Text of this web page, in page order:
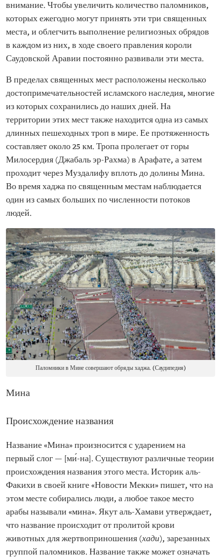
внимание. Чтобы увеличить количество паломников,
которых ежегодно могут принять эти три священных
места, и облегчить выполнение религиозных обрядов
в каждом из них, в ходе своего правления короли
Саудовской Аравии постоянно развивали эти места.
В пределах священных мест расположены несколько
достопримечательностей исламского наследия, многие
из которых сохранились до наших дней. На
территории этих мест также находится одна из самых
длинных пешеходных троп в мире. Ее протяженность
составляет около 25 км. Тропа пролегает от горы
Милосердия (Джабаль эр-Рахма) в Арафате, а затем
проходит через Муздалифу вплоть до долины Мина.
Во время хаджа по священным местам наблюдается
один из самых больших по численности потоков
людей.
Паломники в Мине совершают обряды хаджа. (Саудипедия)
Мина
Происхождение названия
Название «Мина» произносится с ударением на
первый слог — [ми́-на]. Существуют различные теории
происхождения названия этого места. Историк аль-
Факихи в своей книге «Новости Мекки» пишет, что на
этом месте собирались люди, а любое такое место
арабы называли «мина». Якут аль-Хамави утверждает,
что название происходит от пролитой крови
животных для жертвоприношения (хади), зарезанных
группой паломников. Название также может означать